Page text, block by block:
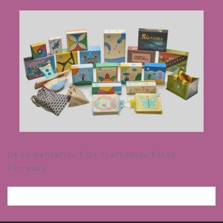
Os Comentarios E Os Trackbacks Están
Cerrados.